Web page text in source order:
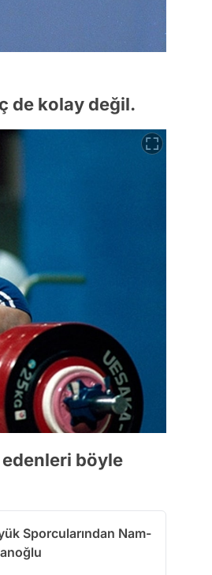
de kolay değil.
edenleri böyle
Sporcularından Nam-